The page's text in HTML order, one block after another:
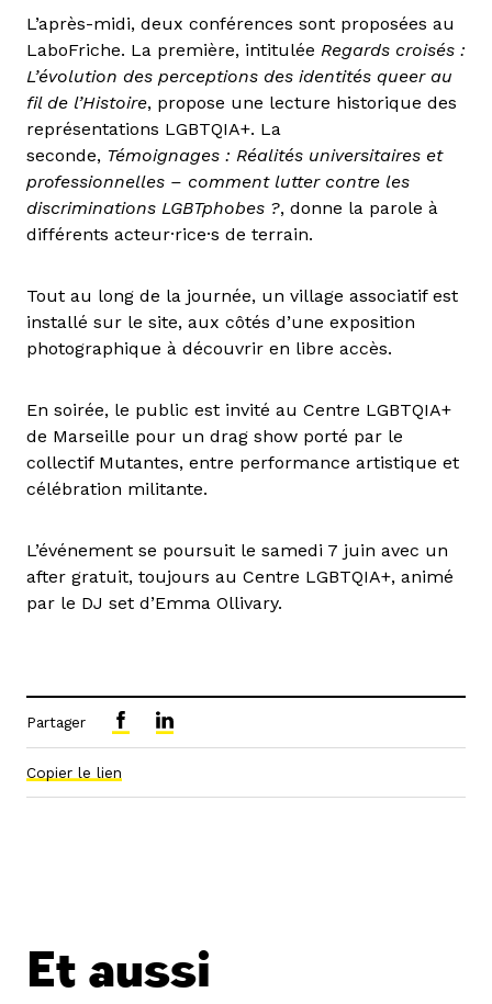
L’après-midi, deux conférences sont proposées au
LaboFriche. La première, intitulée Regards croisés :
L’évolution des perceptions des identités queer au
fil de l’Histoire, propose une lecture historique des
représentations LGBTQIA+. La
seconde, Témoignages : Réalités universitaires et
professionnelles – comment lutter contre les
discriminations LGBTphobes ?, donne la parole à
différents acteur·rice·s de terrain.
Tout au long de la journée, un village associatif est
installé sur le site, aux côtés d’une exposition
photographique à découvrir en libre accès.
En soirée, le public est invité au Centre LGBTQIA+
de Marseille pour un drag show porté par le
collectif Mutantes, entre performance artistique et
célébration militante.
L’événement se poursuit le samedi 7 juin avec un
after gratuit, toujours au Centre LGBTQIA+, animé
par le DJ set d’Emma Ollivary.
Partager
Copier le lien
Et aussi